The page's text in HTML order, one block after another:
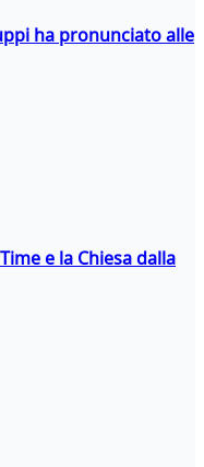
ha pronunciato alle
e la Chiesa dalla